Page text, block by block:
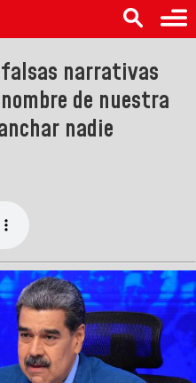
falsas narrativas
de nuestra
nadie